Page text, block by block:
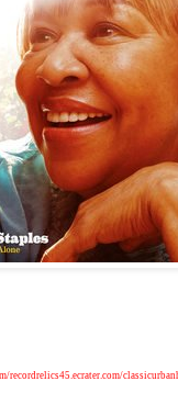
recordrelics45.ecrater.com/